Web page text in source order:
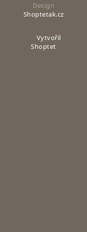
Design
Shoptetak.cz
Vytvořil
Shoptet